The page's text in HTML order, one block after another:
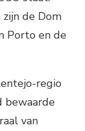
de Dom
Porto en de
regio
bewaarde
van